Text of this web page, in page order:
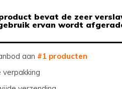
bevat de zeer
ervan wordt
aan #1 producten
verpakking